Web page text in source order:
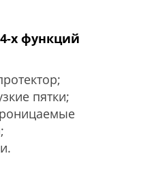
х функций
пятки;